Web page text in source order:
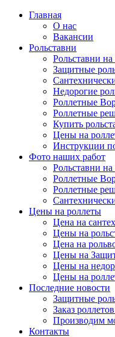
Главная
О нас
Вакансии
Рольставни
Рольставни на
Защитные
Недорогие
Роллетные
Роллетные
Купить
Цены на
Инструкции
Фото наших работ
Рольставни на
Роллетные
Роллетные
Цены на роллеты
Цена на
Цены на
Цена на
Цены на
Цены на
Цены на
Последние новости
Защитные
Заказ
Производим
Контакты